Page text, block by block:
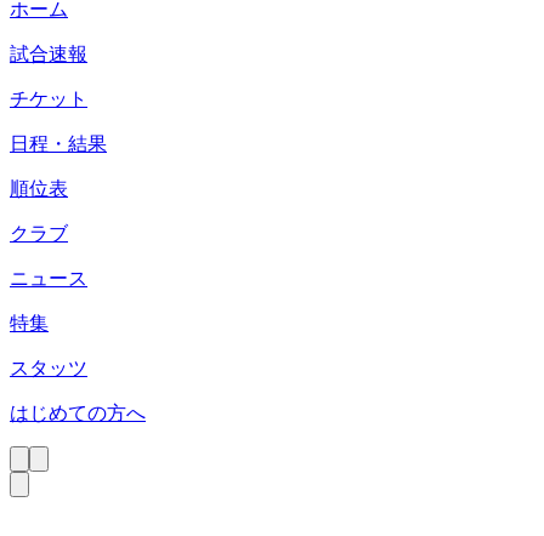
ホーム
試合速報
チケット
日程・結果
順位表
クラブ
ニュース
特集
スタッツ
はじめての方へ